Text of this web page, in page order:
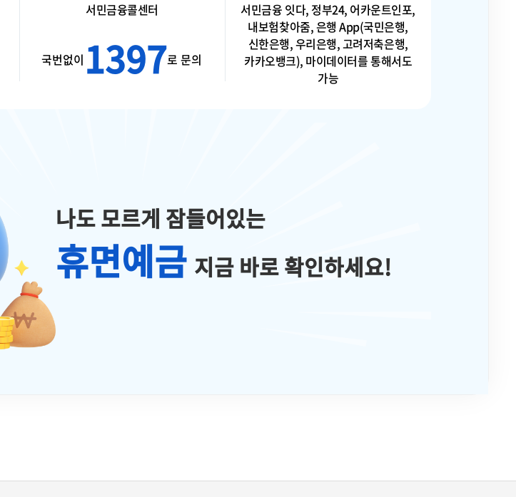
서민금융콜센터
국번없이 1397로 문의
서민금융 잇다, 정부24, 어카운트인포,
내보험찾아줌, 은행 App(국민은행,
신한은행, 우리은행, 고려저축은행,
카카오뱅크), 마이데이터를 통해서도
가능
나도 모르게 잠들어있는
휴면예금 지금 바로 확인하세요!